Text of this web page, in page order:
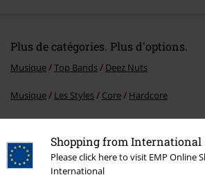
Shopping from International
Please click here to visit EMP Online
International
Plus de catégories. Plus d'options.
Musique Top Bands Deez Nuts
Musique Les Styles Core Hardcore
Promos % Médias Vinyl
Musique Médias Vinyle